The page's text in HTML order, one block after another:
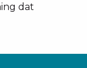
dat